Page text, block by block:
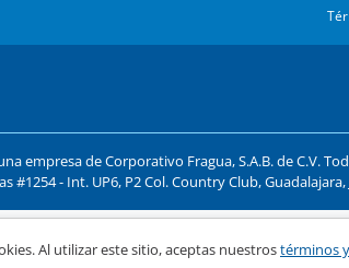
empresa de Corporativo Fragua, S.A.B. de C.V.
#1254 - Int. UP6, P2 Col. Country Club, Guadalajara,
segura
Al utilizar este sitio, aceptas nuestrostérminos